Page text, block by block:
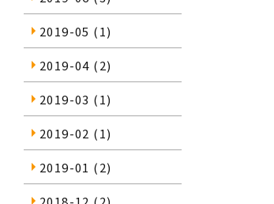
2019-05 (1)
2019-04 (2)
2019-03 (1)
2019-02 (1)
2019-01 (2)